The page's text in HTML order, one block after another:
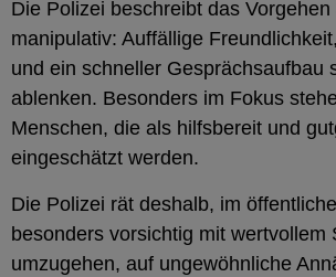
Die Polizei beschreibt das
manipulativ: Auffällige
und ein schneller Gesprächsaufbau
ablenken. Besonders im Fokus
Menschen, die als hilfsbereit und
eingeschätzt werden.
Die Polizei rät deshalb, im
besonders vorsichtig mit wertvollem
umzugehen, auf ungewöhnliche